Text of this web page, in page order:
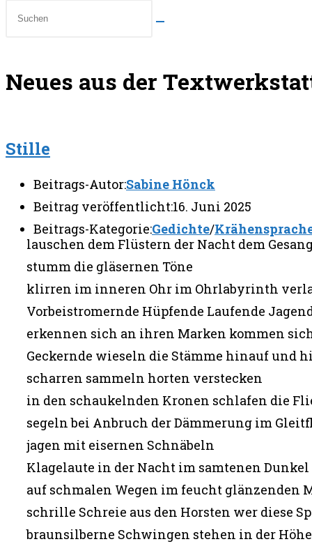
Neues aus der
Stille
Beitrags-Autor:Sabine Hönck
Beitrag veröffentlicht:16. Juni 2025
Beitrags-Kategorie:Gedichte/
lauschen dem Flüstern der Nacht dem
stumm die gläsernen Töne
klirren im inneren Ohr im Ohrlabyrinth
Vorbeistromernde Hüpfende Laufende
erkennen sich an ihren Marken kommen
Geckernde wieseln die Stämme hinauf und
scharren sammeln horten verstecken
in den schaukelnden Kronen schlafen die
segeln bei Anbruch der Dämmerung im
jagen mit eisernen Schnäbeln
Klagelaute in der Nacht im samtenen
auf schmalen Wegen im feucht glänzenden
schrille Schreie aus den Horsten wer diese
braunsilberne Schwingen stehen in der Höhe